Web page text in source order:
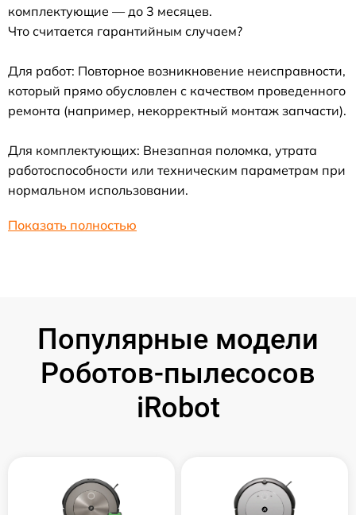
комплектующие — до 3 месяцев.
Что считается гарантийным случаем?
Для работ: Повторное возникновение неисправности,
который прямо обусловлен с качеством проведенного
ремонта (например, некорректный монтаж запчасти).
Для комплектующих: Внезапная поломка, утрата
работоспособности или техническим параметрам при
нормальном использовании.
Показать полностью
Популярные модели
Роботов-пылесосов
iRobot